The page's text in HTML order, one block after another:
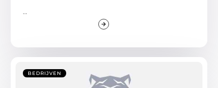
...
BEDRIJVEN